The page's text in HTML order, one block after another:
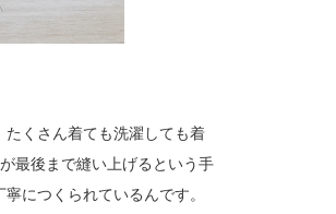
くさん着ても洗濯しても着
最後まで縫い上げるという手
につくられているんです。